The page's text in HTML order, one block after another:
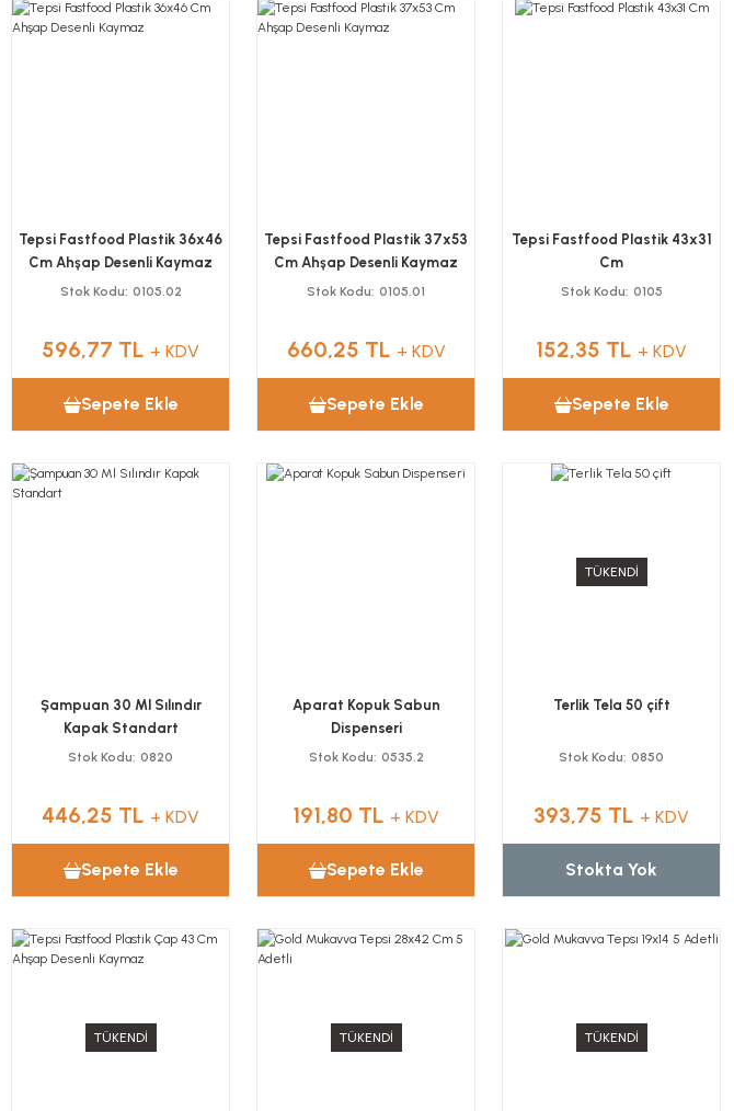
Tepsi Fastfood Plastik 36x46
Cm Ahşap Desenli Kaymaz
Stok Kodu 0105.02
596,77 TL + KDV
Sepete Ekle
Tepsi Fastfood Plastik 37x53
Cm Ahşap Desenli Kaymaz
Stok Kodu 0105.01
660,25 TL + KDV
Sepete Ekle
Tepsi Fastfood Plastik 43x31
Cm
Stok Kodu 0105
152,35 TL + KDV
Sepete Ekle
Şampuan 30 Ml Sılındır
Kapak Standart
Stok Kodu 0820
446,25 TL + KDV
Sepete Ekle
Aparat Kopuk Sabun
Dispenseri
Stok Kodu 0535.2
191,80 TL + KDV
Sepete Ekle
TÜKENDİ
Terlik Tela 50 çift
Stok Kodu 0850
393,75 TL + KDV
Stokta Yok
TÜKENDİ TÜKENDİ TÜKENDİ